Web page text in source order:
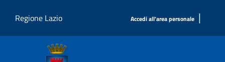
Regione Lazio
Accedi all'area personale |